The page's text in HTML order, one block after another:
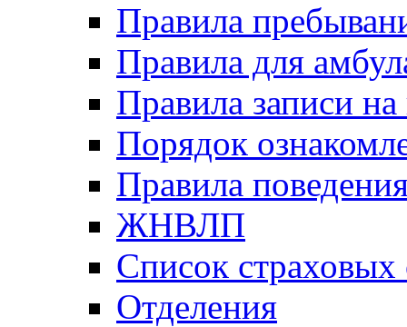
Правила
Правила для
Правила записи
Порядок
Правила
ЖНВЛП
Список страховых
Отделения